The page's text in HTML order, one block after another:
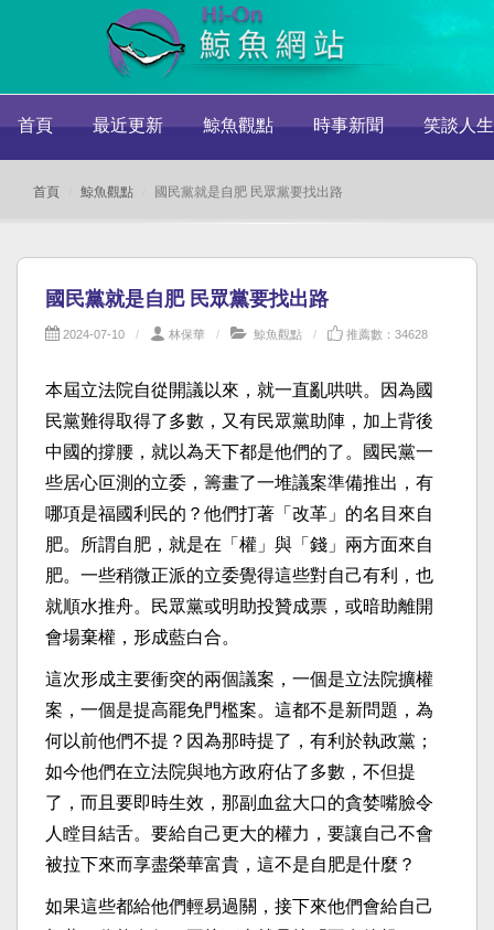
首頁 最近更新 鯨魚觀點 時事新聞 笑談人生
首頁 鯨魚觀點 國民黨就是自肥 民眾黨要找出路
國民黨就是自肥 民眾黨要找出路
2024-07-10 林保華 鯨魚觀點 推薦數：34628
本屆立法院自從開議以來，就一直亂哄哄。因為國
民黨難得取得了多數，又有民眾黨助陣，加上背後
中國的撐腰，就以為天下都是他們的了。國民黨一
些居心叵測的立委，籌畫了一堆議案準備推出，有
哪項是福國利民的？他們打著「改革」的名目來自
肥。所謂自肥，就是在「權」與「錢」兩方面來自
肥。一些稍微正派的立委覺得這些對自己有利，也
就順水推舟。民眾黨或明助投贊成票，或暗助離開
會場棄權，形成藍白合。
這次形成主要衝突的兩個議案，一個是立法院擴權
案，一個是提高罷免門檻案。這都不是新問題，為
何以前他們不提？因為那時提了，有利於執政黨；
如今他們在立法院與地方政府佔了多數，不但提
了，而且要即時生效，那副血盆大口的貪婪嘴臉令
人瞠目結舌。要給自己更大的權力，要讓自己不會
被拉下來而享盡榮華富貴，這不是自肥是什麼？
如果這些都給他們輕易過關，接下來他們會給自己